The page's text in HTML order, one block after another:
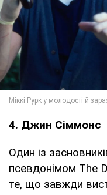
4. Джин Сіммонс
Один із
псевдонімом The
те, що завжди